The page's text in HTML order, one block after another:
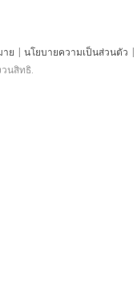
าย นโยบายความเป็นส่วนตัว
วนสิทธิ.